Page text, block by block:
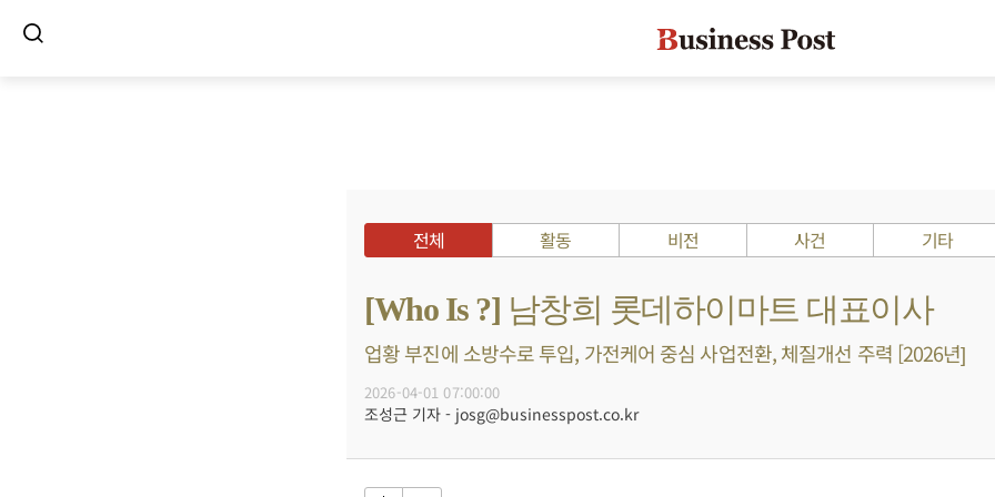
전체 활동 비전 사건 기타
[Who Is ?] 남창희 롯데하이마트 대표이사
업황 부진에 소방수로 투입, 가전케어 중심 사업전환, 체질개선 주력 [2026년]
2026-04-01 07:00:00
조성근 기자 - josg@businesspost.co.kr